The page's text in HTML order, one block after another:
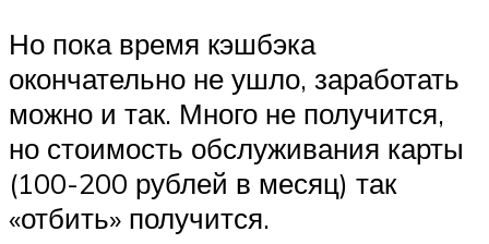
Но пока время кэшбэка
окончательно не ушло, заработать
можно и так. Много не получится,
но стоимость обслуживания карты
(100-200 рублей в месяц) так
«отбить» получится.